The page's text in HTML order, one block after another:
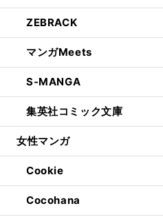
ZEBRACK
マンガMeets
S-MANGA
集英社コミック文庫
女性マンガ
Cookie
Cocohana